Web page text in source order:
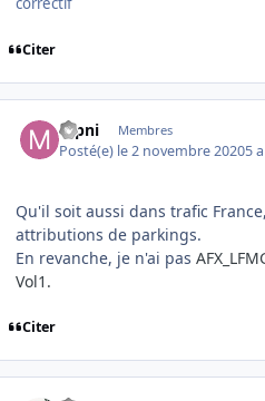
Citer
mpni Membres
Posté(e) le 2 novembre 20205 a
Qu'il soit aussi dans trafic
attributions de parkings.
En revanche, je n'ai pas
Vol1.
Citer